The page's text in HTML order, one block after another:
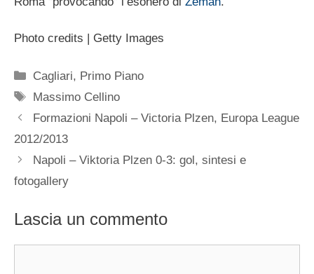
Photo credits | Getty Images
Categorie
Cagliari, Primo Piano
Tag
Massimo Cellino
Formazioni Napoli – Victoria Plzen, Europa League
2012/2013
Napoli – Viktoria Plzen 0-3: gol, sintesi e
fotogallery
Lascia un commento